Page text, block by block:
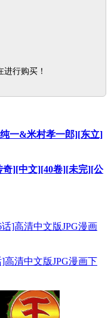
行购买！
一&米村孝一郎][东立]
][中文][40卷][未完][公
清中文版JPG漫画下